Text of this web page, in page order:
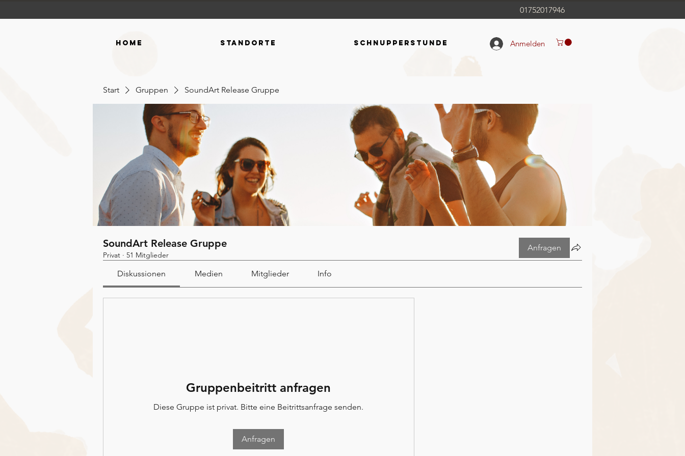
01752017946
Home Standorte Schnupperstunde Anmelden
Start Gruppen SoundArt Release Gruppe
SoundArt Release Gruppe
Privat · 51 Mitglieder
Anfragen
Diskussionen Medien Mitglieder Info
Gruppenbeitritt anfragen
Diese Gruppe ist privat. Bitte eine Beitrittsanfrage senden.
Anfragen